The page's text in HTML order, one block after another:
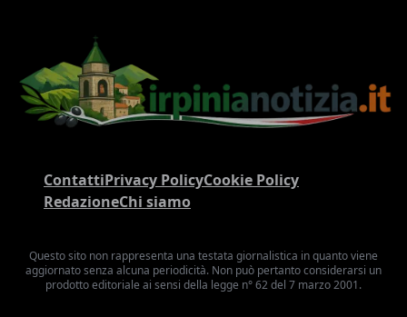
ContattiPrivacy PolicyCookie Policy
RedazioneChi siamo
Questo sito non rappresenta una testata giornalistica in quanto viene
aggiornato senza alcuna periodicità. Non può pertanto considerarsi un
prodotto editoriale ai sensi della legge n° 62 del 7 marzo 2001.